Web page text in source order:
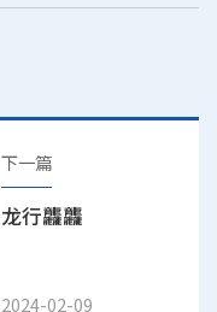
下一篇
龙行龘龘
2024-02-09